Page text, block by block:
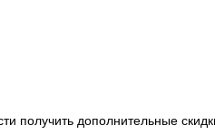
получить дополнительные